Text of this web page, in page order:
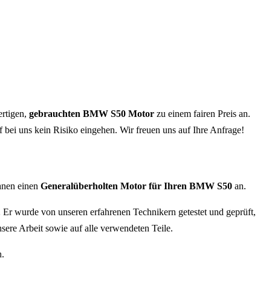
gebrauchten BMW S50 Motor zu einem fairen Preis an.
uns kein Risiko eingehen. Wir freuen uns auf Ihre Anfrage!
einen Generalüberholten Motor für Ihren BMW S50 an.
wurde von unseren erfahrenen Technikern getestet und geprüft,
Arbeit sowie auf alle verwendeten Teile.